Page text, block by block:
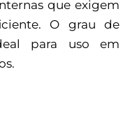
que exigem
O grau de
para uso em